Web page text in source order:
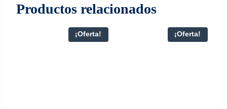
Productos relacionados
¡Oferta! ¡Oferta!